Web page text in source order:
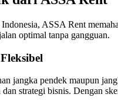
Indonesia, ASSA Rent
optimal tanpa gangguan.
jangka pendek maupun
strategi bisnis. Dengan